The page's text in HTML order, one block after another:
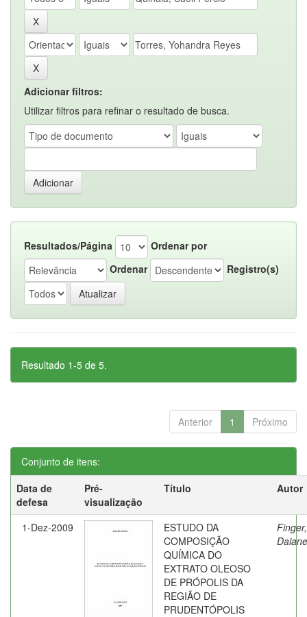
Adicionar filtros:
Utilizar filtros para refinar o resultado de busca.
Resultados/Página
Ordenar por
Ordenar
Registro(s)
Resultado 1-5 de 5.
Anterior 1 Próximo
Conjunto de itens:
Data de
defesa
Pré-
visualização
Título Autor
1-Dez-2009
ESTUDO DA
COMPOSIÇÃO
QUÍMICA DO
EXTRATO OLEOSO
DE PRÓPOLIS DA
REGIÃO DE
PRUDENTÓPOLIS
Finger,
Daiane